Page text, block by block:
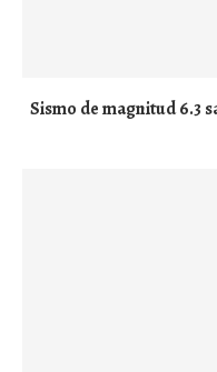
Sismo de magnitud 6.3